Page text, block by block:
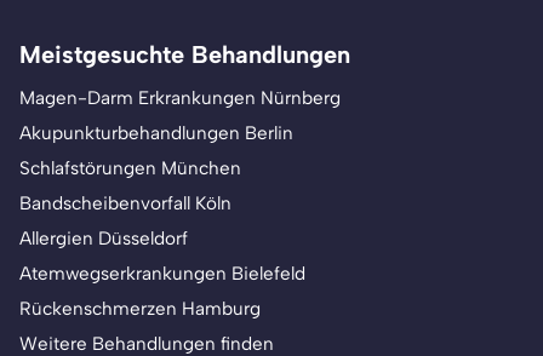
Meistgesuchte Behandlungen
Magen-Darm Erkrankungen Nürnberg
Akupunkturbehandlungen Berlin
Schlafstörungen München
Bandscheibenvorfall Köln
Allergien Düsseldorf
Atemwegserkrankungen Bielefeld
Rückenschmerzen Hamburg
Weitere Behandlungen finden